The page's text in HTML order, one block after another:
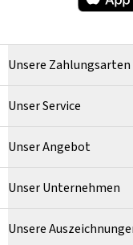
Unsere Zahlungsarten
Unser Service
Unser Angebot
Unser Unternehmen
Unsere